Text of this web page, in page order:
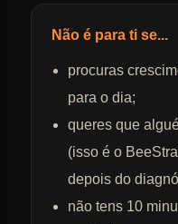
Não é para ti se...
procuras
para o dia;
queres que
(isso é o
depois do
não tens 10